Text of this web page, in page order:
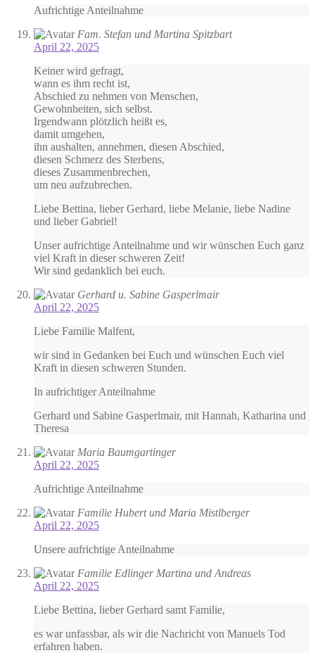
Aufrichtige Anteilnahme
Fam. Stefan und Martina Spitzbart
April 22, 2025
Keiner wird gefragt,
wann es ihm recht ist,
Abschied zu nehmen von Menschen,
Gewohnheiten, sich selbst.
Irgendwann plötzlich heißt es,
damit umgehen,
ihn aushalten, annehmen, diesen Abschied,
diesen Schmerz des Sterbens,
dieses Zusammenbrechen,
um neu aufzubrechen.
Liebe Bettina, lieber Gerhard, liebe Melanie, liebe Nadine
und lieber Gabriel!
Unser aufrichtige Anteilnahme und wir wünschen Euch ganz
viel Kraft in dieser schweren Zeit!
Wir sind gedanklich bei euch.
Gerhard u. Sabine Gasperlmair
April 22, 2025
Liebe Familie Malfent,
wir sind in Gedanken bei Euch und wünschen Euch viel
Kraft in diesen schweren Stunden.
In aufrichtiger Anteilnahme
Gerhard und Sabine Gasperlmair, mit Hannah, Katharina und
Theresa
Maria Baumgartinger
April 22, 2025
Aufrichtige Anteilnahme
Familie Hubert und Maria Mistlberger
April 22, 2025
Unsere aufrichtige Anteilnahme
Familie Edlinger Martina und Andreas
April 22, 2025
Liebe Bettina, lieber Gerhard samt Familie,
es war unfassbar, als wir die Nachricht von Manuels Tod
erfahren haben.